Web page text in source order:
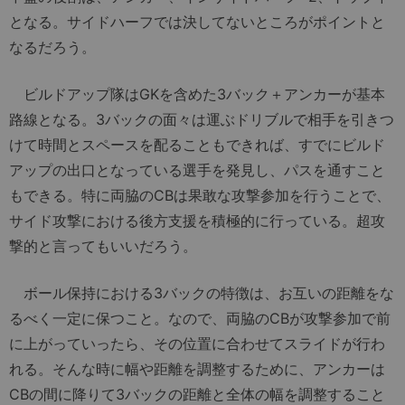
となる。サイドハーフでは決してないところがポイントと
なるだろう。
ビルドアップ隊はGKを含めた3バック＋アンカーが基本
路線となる。3バックの面々は運ぶドリブルで相手を引きつ
けて時間とスペースを配ることもできれば、すでにビルド
アップの出口となっている選手を発見し、パスを通すこと
もできる。特に両脇のCBは果敢な攻撃参加を行うことで、
サイド攻撃における後方支援を積極的に行っている。超攻
撃的と言ってもいいだろう。
ボール保持における3バックの特徴は、お互いの距離をな
るべく一定に保つこと。なので、両脇のCBが攻撃参加で前
に上がっていったら、その位置に合わせてスライドが行わ
れる。そんな時に幅や距離を調整するために、アンカーは
CBの間に降りて3バックの距離と全体の幅を調整すること